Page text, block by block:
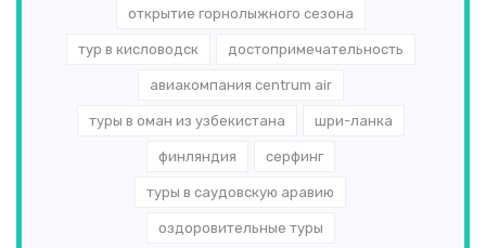
открытие горнолыжного сезона
тур в кисловодск достопримечательность
авиакомпания centrum air
туры в оман из узбекистана шри-ланка
финляндия серфинг
туры в саудовскую аравию
оздоровительные туры